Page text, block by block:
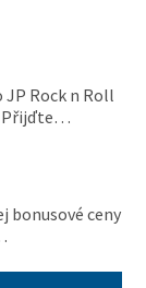
JP Rock n Roll
Přijďte…
bonusové ceny